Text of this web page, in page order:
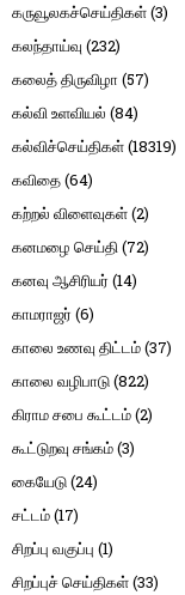
கருவூலகச்செய்திகள்(3)
கலந்தாய்வு (232)
கலைத் திருவிழா (57)
கல்வி உளவியல் (84)
கல்விச்செய்திகள்(18319)
கவிதை(64)
கற்றல் விளைவுகள்(2)
கனமழை செய்தி(72)
கனவு ஆசிரியர் (14)
காமராஜர் (6)
காலை உணவு திட்டம்(37)
காலை வழிபாடு(822)
கிராம சபை கூட்டம்(2)
கூட்டுறவு சங்கம்(3)
கையேடு(24)
சட்டம்(17)
சிறப்பு வகுப்பு (1)
சிறப்புச் செய்திகள்(33)